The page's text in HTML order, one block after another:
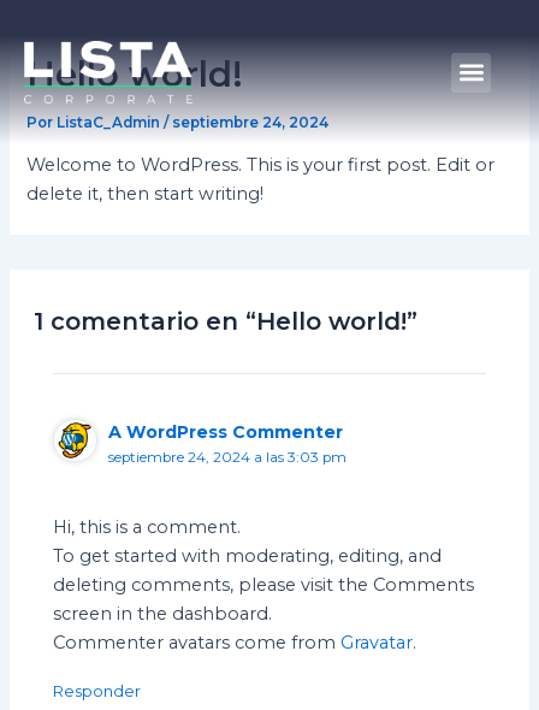
contenido
Hello world!
Por ListaC_Admin/ septiembre 24, 2024
Welcome to WordPress. This is your first post. Edit or
delete it, then start writing!
1 comentario en “Hello world!”
A WordPress Commenter
septiembre 24, 2024 a las 3:03 pm
Hi, this is a comment.
To get started with moderating, editing, and
deleting comments, please visit the Comments
screen in the dashboard.
Commenter avatars come from Gravatar.
Responder